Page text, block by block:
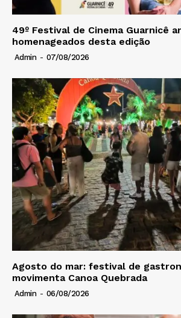
49º Festival de Cinema Guarnicê
homenageados desta edição
Admin - 07/08/2026
Agosto do mar: festival de
movimenta Canoa Quebrada
Admin - 06/08/2026